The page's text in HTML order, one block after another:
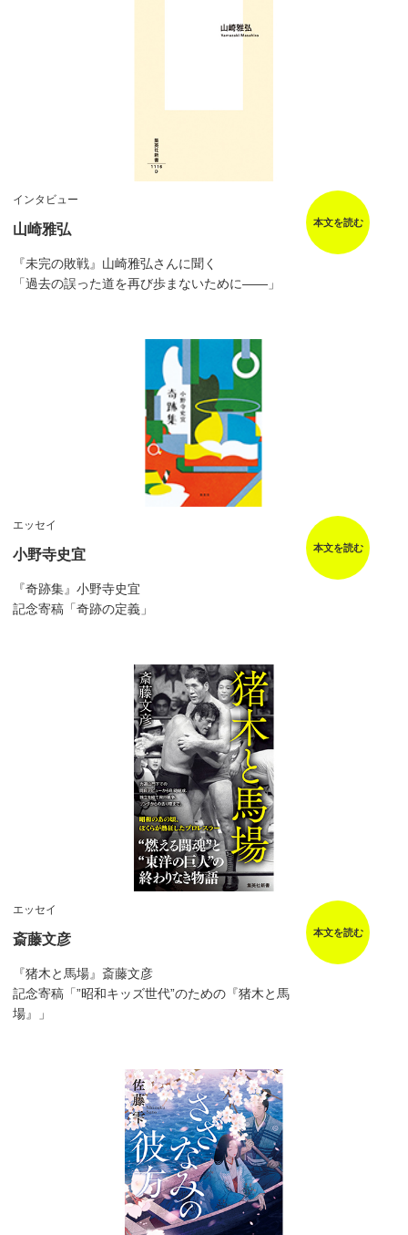
インタビュー
山崎雅弘
『未完の敗戦』山崎雅弘さんに聞く
「過去の誤った道を再び歩まないために――」
本文を読む
エッセイ
小野寺史宜
『奇跡集』小野寺史宜
記念寄稿「奇跡の定義」
本文を読む
エッセイ
斎藤文彦
『猪木と馬場』斎藤文彦
記念寄稿「”昭和キッズ世代”のための『猪木と馬
場』」
本文を読む